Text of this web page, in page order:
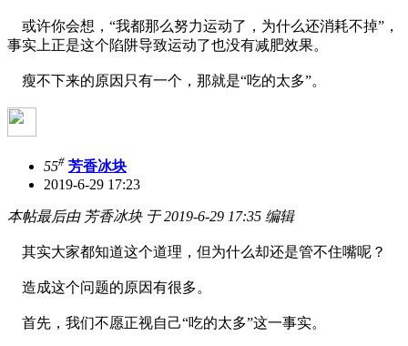
或许你会想，“我都那么努力运动了，为什么还消耗不掉”，
事实上正是这个陷阱导致运动了也没有减肥效果。
瘦不下来的原因只有一个，那就是“吃的太多”。
55# 芳香冰块
2019-6-29 17:23
本帖最后由 芳香冰块 于 2019-6-29 17:35 编辑
其实大家都知道这个道理，但为什么却还是管不住嘴呢？
造成这个问题的原因有很多。
首先，我们不愿正视自己“吃的太多”这一事实。